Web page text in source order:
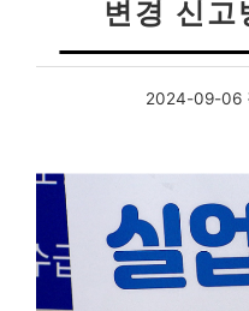
변경 신고
2024-09-06